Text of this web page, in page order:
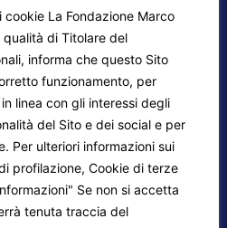
La Fondazione Marco
qualità di Titolare del
informa che questo Sito
funzionamento, per
linea con gli interessi degli
del Sito e dei social e per
Per ulteriori informazioni sui
profilazione, Cookie di terze
Se non si accetta
tenuta traccia del
corsi
Policy
Policy